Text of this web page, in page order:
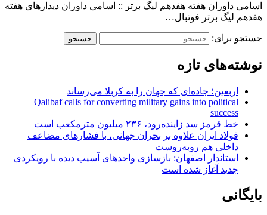
اسامی داوران هفته هفدهم لیگ برتر :: اسامی داوران دیدارهای هفته
هفدهم لیگ برتر فوتبال…
جستجو برای:
نوشته‌های تازه
اربعین؛ جاده‌ای که جهان را به کربلا می‌رساند
Qalibaf calls for converting military gains into political
success
خط قرمز سد زاینده‌رود، ۲۳۶ میلیون مترمکعب است
فولاد ایران علاوه بر بحران جهانی، با فشارهای مضاعف
داخلی هم روبه‌روست
استاندار اصفهان: بازسازی واحدهای آسیب دیده با رویکردی
جدید آغاز شده است
بایگانی